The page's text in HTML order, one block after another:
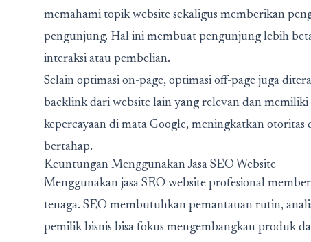
memahami topik website sekaligus memberikan
pengunjung. Hal ini membuat pengunjung lebih
interaksi atau pembelian.
Selain optimasi on-page, optimasi off-page juga
backlink dari website lain yang relevan dan
kepercayaan di mata Google, meningkatkan
bertahap.
Keuntungan Menggunakan Jasa SEO Website
Menggunakan jasa SEO website profesional
tenaga. SEO membutuhkan pemantauan rutin,
pemilik bisnis bisa fokus mengembangkan produk